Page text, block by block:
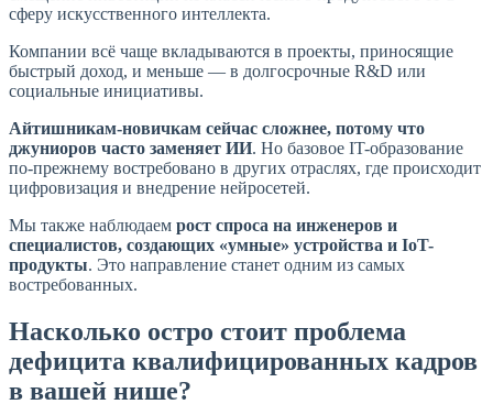
сферу искусственного интеллекта.
Компании всё чаще вкладываются в проекты, приносящие
быстрый доход, и меньше — в долгосрочные R&D или
социальные инициативы.
Айтишникам-новичкам сейчас сложнее, потому что
джуниоров часто заменяет ИИ. Но базовое IT-образование
по-прежнему востребовано в других отраслях, где происходит
цифровизация и внедрение нейросетей.
Мы также наблюдаем рост спроса на инженеров и
специалистов, создающих «умные» устройства и IoT-
продукты. Это направление станет одним из самых
востребованных.
Насколько остро стоит проблема
дефицита квалифицированных кадров
в вашей нише?